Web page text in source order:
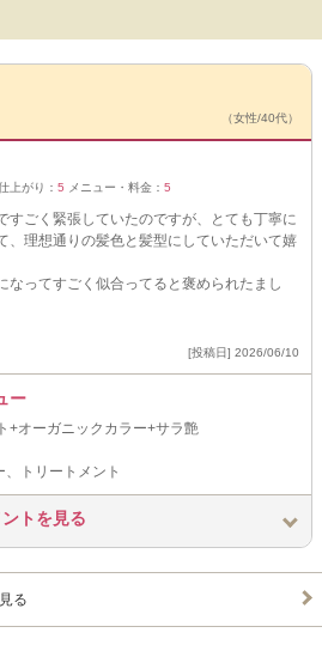
（女性/40代）
上がり： 5 メニュー・料金： 5
すごく緊張していたのですが、とても丁寧に
、理想通りの髪色と髪型にしていただいて嬉
なってすごく似合ってると褒められたまし
[投稿日] 2026/06/10
ー
+オーガニックカラー+サラ艶
、トリートメント
トを見る
る